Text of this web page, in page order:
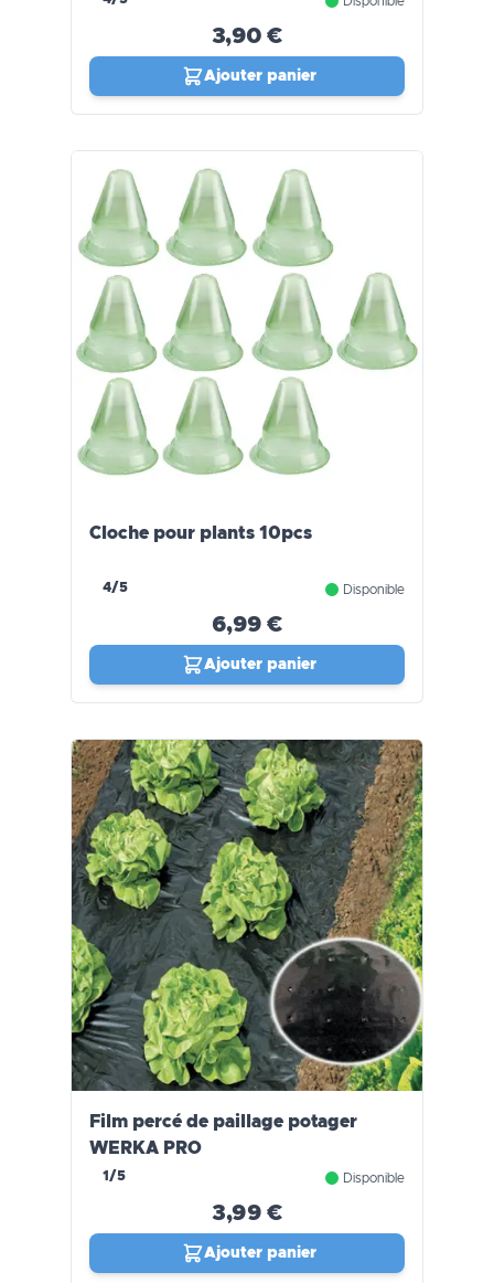
3,90 €
Ajouter panier
Cloche pour plants 10pcs
4/5 Disponible
6,99 €
Ajouter panier
Film percé de paillage potager
WERKA PRO
1/5 Disponible
3,99 €
Ajouter panier